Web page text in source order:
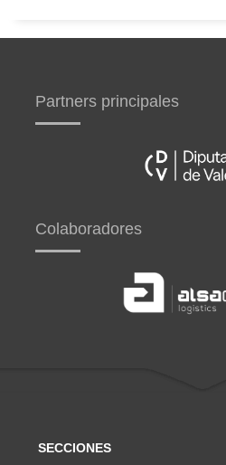
Partners principales
Colaboradores
SECCIONES